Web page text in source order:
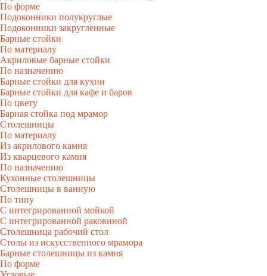
По форме
Подоконники полукруглые
Подоконники закругленные
Барные стойки
По материалу
Акриловые барные стойки
По назначению
Барные стойки для кухни
Барные стойки для кафе и баров
По цвету
Барная стойка под мрамор
Столешницы
По материалу
Из акрилового камня
Из кварцевого камня
По назначению
Кухонные столешницы
Столешницы в ванную
По типу
С интегрированной мойкой
С интегрированной раковиной
Столешница рабочий стол
Столы из искусственного мрамора
Барные столешницы из камня
По форме